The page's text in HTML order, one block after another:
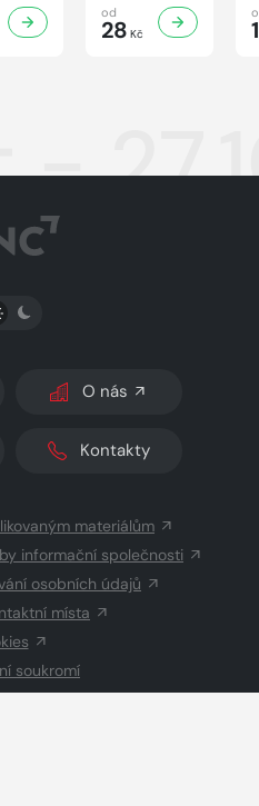
od
28 Kč
PŘEPNOUT SVĚTLÝ/TMAVÝ REŽIM
O nás
Kontakty
materiálům
informační společnosti
osobních údajů
místa
soukromí